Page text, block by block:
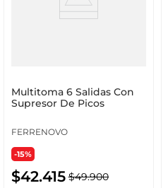
Multitoma 6 Salidas Con
Supresor De Picos
FERRENOVO
-15%
$42.415 $49.900